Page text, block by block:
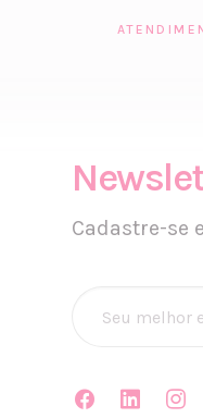
Cadastre-se